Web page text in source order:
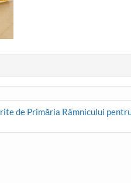
de Primăria Râmnicului